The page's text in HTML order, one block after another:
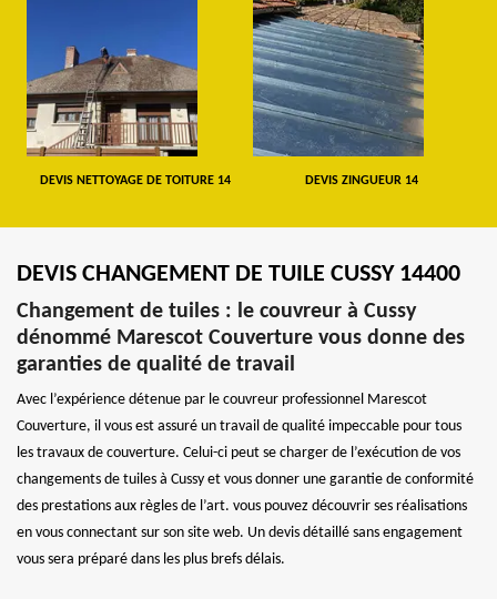
DEVIS NETTOYAGE DE TOITURE 14 DEVIS ZINGUEUR 14
DEVIS CHANGEMENT DE TUILE CUSSY 14400
Changement de tuiles : le couvreur à Cussy
dénommé Marescot Couverture vous donne des
garanties de qualité de travail
Avec l’expérience détenue par le couvreur professionnel Marescot
Couverture, il vous est assuré un travail de qualité impeccable pour tous
les travaux de couverture. Celui-ci peut se charger de l’exécution de vos
changements de tuiles à Cussy et vous donner une garantie de conformité
des prestations aux règles de l’art. vous pouvez découvrir ses réalisations
en vous connectant sur son site web. Un devis détaillé sans engagement
vous sera préparé dans les plus brefs délais.